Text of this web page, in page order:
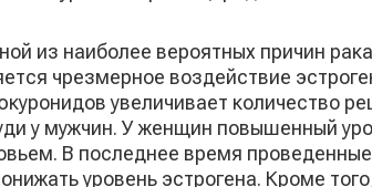
из наиболее вероятных причин
чрезмерное воздействие
увеличивает количество
у мужчин. У женщин повышенный
В последнее время
уровень эстрогена. Кроме